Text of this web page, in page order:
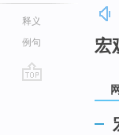
释义
例句
宏